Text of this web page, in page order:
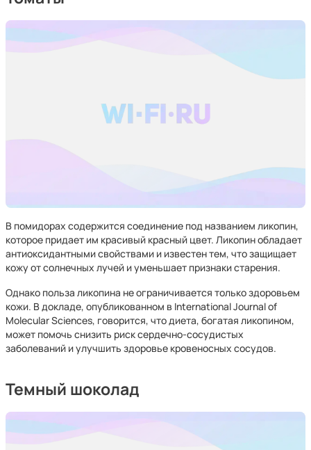
В помидорах содержится соединение под названием ликопин,
которое придает им красивый красный цвет. Ликопин обладает
антиоксидантными свойствами и известен тем, что защищает
кожу от солнечных лучей и уменьшает признаки старения.
Однако польза ликопина не ограничивается только здоровьем
кожи. В докладе, опубликованном в International Journal of
Molecular Sciences, говорится, что диета, богатая ликопином,
может помочь снизить риск сердечно-сосудистых
заболеваний и улучшить здоровье кровеносных сосудов.
Темный шоколад